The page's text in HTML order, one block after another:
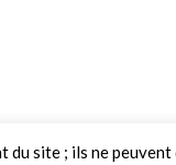
site ; ils ne peuvent